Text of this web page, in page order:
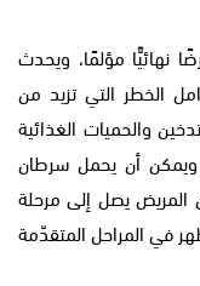
نهائيًّا مؤلمًا، ويحدث
الخطر التي تزيد من
والحميات الغذائية
ويمكن أن يحمل سرطان
المريض يصل إلى مرحلة
في المراحل المتقدّمة